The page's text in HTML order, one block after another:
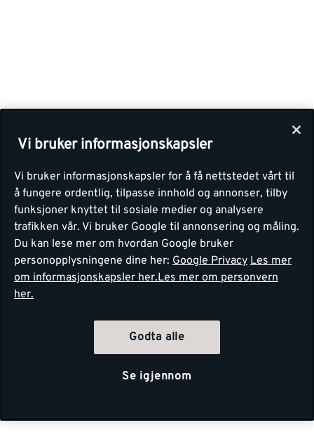
Vi bruker informasjonskapsler
Vi bruker informasjonskapsler for å få nettstedet vårt til
å fungere ordentlig, tilpasse innhold og annonser, tilby
funksjoner knyttet til sosiale medier og analysere
trafikken vår. Vi bruker Google til annonsering og måling.
Du kan lese mer om hvordan Google bruker
personopplysningene dine her: Google Privacy Les mer
om informasjonskapsler her.Les mer om personvern
her.
Godta alle
Se igjennom